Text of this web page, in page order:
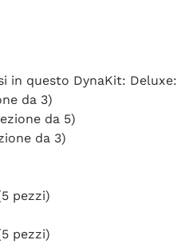
in questo DynaKit: Deluxe:
da 3)
da 5)
da 3)
pezzi)
pezzi)